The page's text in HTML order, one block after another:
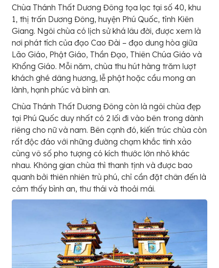
Chùa Thánh Thất Dương Đông tọa lạc tại số 40, khu
1, thị trấn Dương Đông, huyện Phú Quốc, tỉnh Kiên
Giang. Ngôi chùa có lịch sử khá lâu đời, được xem là
nơi phát tích của đạo Cao Đài – đạo dung hòa giữa
Lão Giáo, Phật Giáo, Thần Đạo, Thiên Chúa Giáo và
Khổng Giáo. Mỗi năm, chùa thu hút hàng trăm lượt
khách ghé dâng hương, lễ phật hoặc cầu mong an
lành, hạnh phúc và bình an.
Chùa Thánh Thất Dương Đông còn là ngôi chùa đẹp
tại Phú Quốc duy nhất có 2 lối đi vào bên trong dành
riêng cho nữ và nam. Bên cạnh đó, kiến trúc chùa còn
rất độc đáo với những đường chạm khắc tinh xảo
cùng vô số pho tượng có kích thước lớn nhỏ khác
nhau. Không gian chùa thì thanh tịnh và được bao
quanh bởi thiên nhiên trù phú, chỉ cần đặt chân đến là
cảm thấy bình an, thư thái và thoải mái.